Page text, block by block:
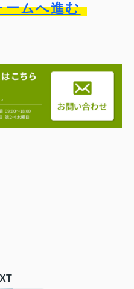
ームへ進む